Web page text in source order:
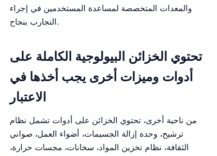
والمعدات المتخصصة لمساعدة المستخدمين في إجراء
التجارب بنجاح.
تحتوي الخزائن البيولوجية الكاملة على
أدوات وميزات أخرى يجب أخذها في
الاعتبار
من ناحية أخرى، تحتوي الخزائن على أدوات تشمل نظام
ترشيح، وحدة إزالة الجسيمات، أضواء العمل، صواني
الثقافة، نظام تخزين المواد، سخانات، مجسات حرارة،